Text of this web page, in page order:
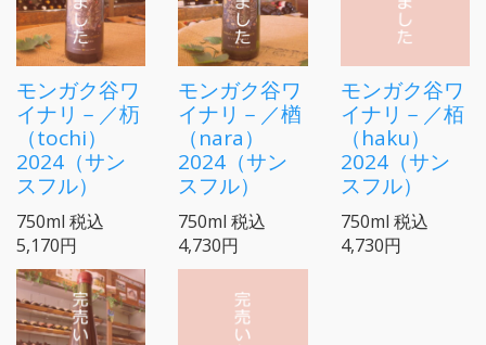
モンガク谷ワ
イナリ－／杤
（tochi）
2024（サン
スフル）
750ml 税込
5,170円
モンガク谷ワ
イナリ－／楢
（nara）
2024（サン
スフル）
750ml税込
4,730円
モンガク谷ワ
イナリ－／栢
（haku）
2024（サン
スフル）
750ml 税込
4,730円